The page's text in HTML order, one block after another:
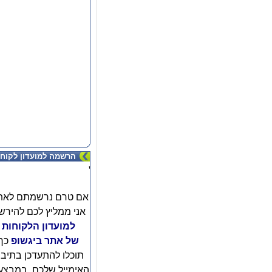
הרשמה למועדון
'
אם טרם נרשמתם
אני ממליץ לכם
למועדון הלקוחות
של אתר ביגשופ
תוכלו להתעדכן
האימייל שלכם,